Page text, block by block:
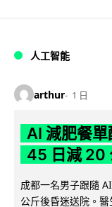
人工智能
arthur 1 日
AI 減肥餐
45 日減 20
成都一名男子跟隨
公斤後昏迷送院。